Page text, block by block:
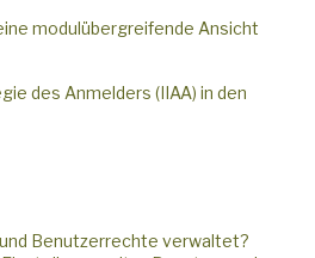
modulübergreifende Ansicht
des Anmelders (IIAA) in den
Benutzerrechte verwaltet?